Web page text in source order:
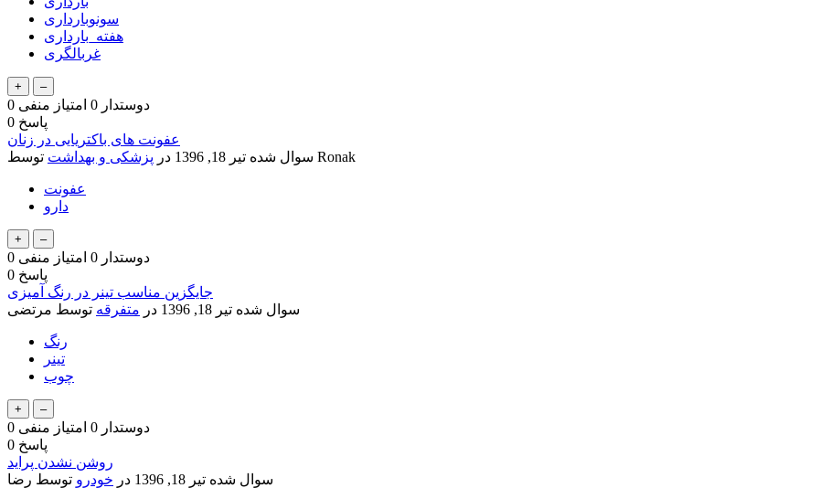
سونوبارداری
هفته_بارداری
غربالگری
0 دوستدار 0 امتیاز منفی
0 پاسخ
عفونت های باکتریایی در زنان
سوال شده تیر 18, 1396 در پزشکی و بهداشت Ronak
عفونت
دارو
0 دوستدار 0 امتیاز منفی
0 پاسخ
جایگزین مناسب تینر در رنگ آمیزی
سوال شده تیر 18, 1396 در متفرقه توسط مرتضی
رنگ
تینر
چوب
0 دوستدار 0 امتیاز منفی
0 پاسخ
روشن نشدن پراید
سوال شده تیر 18, 1396 در خودرو توسط رضا